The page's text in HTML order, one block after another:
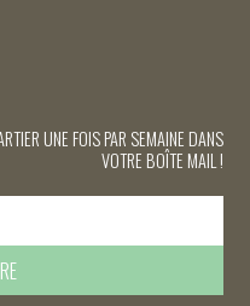
UNE FOIS PAR SEMAINE DANS
VOTRE BOÎTE MAIL !